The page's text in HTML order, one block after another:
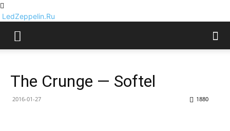
LedZeppelin.Ru
The Crunge — Softel
2016-01-27 1880